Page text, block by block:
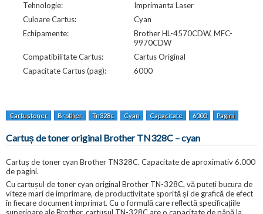
Tehnologie:
Imprimanta Laser
Culoare Cartus:
Cyan
Echipamente:
Brother HL-4570CDW, MFC-
9970CDW
Compatibilitate Cartus:
Cartus Original
Capacitate Cartus (pag):
6000
Cartustoner Brother Tn328c Cyan Capacitate 6000 Pagini
Cartuș de toner original Brother TN328C – cyan
Cartuș de toner cyan Brother TN328C. Capacitate de aproximativ 6.000
de pagini.
Cu cartușul de toner cyan original Brother TN-328C, vă puteți bucura de
viteze mari de imprimare, de productivitate sporită și de grafică de efect
în fiecare document imprimat. Cu o formulă care reflectă specificațiile